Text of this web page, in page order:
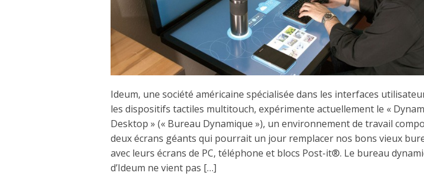
Ideum, une société américaine spécialisée dans les interfaces
les dispositifs tactiles multitouch, expérimente actuellement le «
Desktop » (« Bureau Dynamique »), un environnement de travail
deux écrans géants qui pourrait un jour remplacer nos bons vieux
avec leurs écrans de PC, téléphone et blocs Post-it®. Le bureau
d’Ideum ne vient pas […]